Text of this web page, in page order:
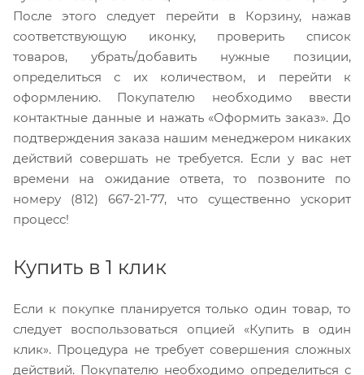
После этого следует перейти в Корзину, нажав
соответствующую иконку, проверить список
товаров, убрать/добавить нужные позиции,
определиться с их количеством, и перейти к
оформлению. Покупателю необходимо ввести
контактные данные и нажать «Оформить заказ». До
подтверждения заказа нашим менеджером никаких
действий совершать не требуется. Если у вас нет
времени на ожидание ответа, то позвоните по
номеру (812) 667-21-77, что существенно ускорит
процесс!
Купить в 1 клик
Если к покупке планируется только один товар, то
следует воспользоваться опцией «Купить в один
клик». Процедура не требует совершения сложных
действий. Покупателю необходимо определиться с